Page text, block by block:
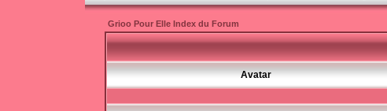
Grioo Pour Elle Index du Forum
Avatar